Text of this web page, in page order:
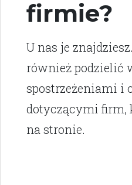
firmie?
U nas je
również podzielić
spostrzeżeniami i
dotyczącymi firm,
na stronie.